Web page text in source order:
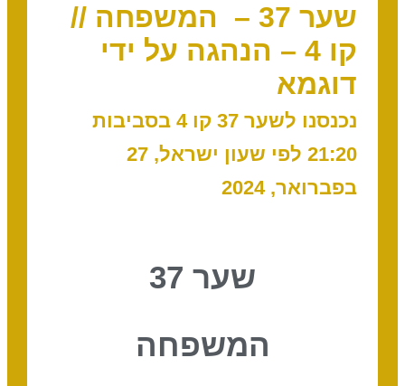
שער 37 – המשפחה //
קו 4 – הנהגה על ידי
דוגמא
נכנסנו לשער 37 קו 4 בסביבות
21:20 לפי שעון ישראל, 27
בפברואר, 2024
שער 37
המשפחה